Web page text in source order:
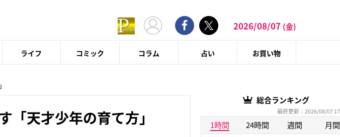
2026/08/07 (金)
ライフ コミック コラム 占い お買い物
「天才少年の育て方」
総合ランキング
最終更新：2026/08/07
1時間 24時間 週間 月間